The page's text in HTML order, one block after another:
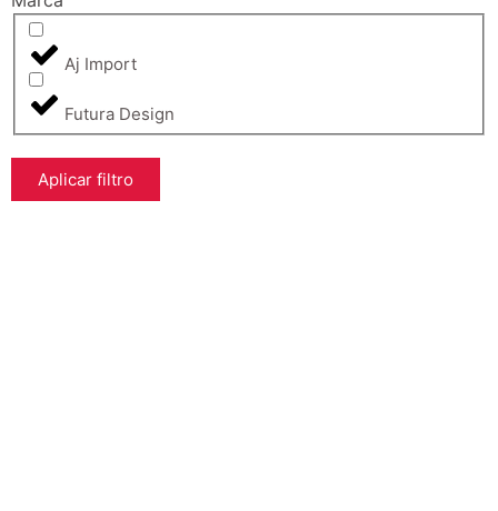
Aj Import
Futura Design
Aplicar filtro